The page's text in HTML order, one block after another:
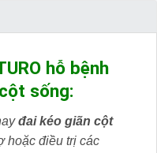
hỗ bệnh
sống:
đai kéo giãn cột
hoặc điều trị các